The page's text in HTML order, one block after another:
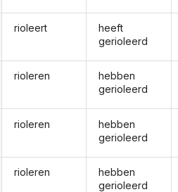
rioleert
rioleren
rioleren
rioleren
heeft
gerioleerd
hebben
gerioleerd
hebben
gerioleerd
hebben
gerioleerd